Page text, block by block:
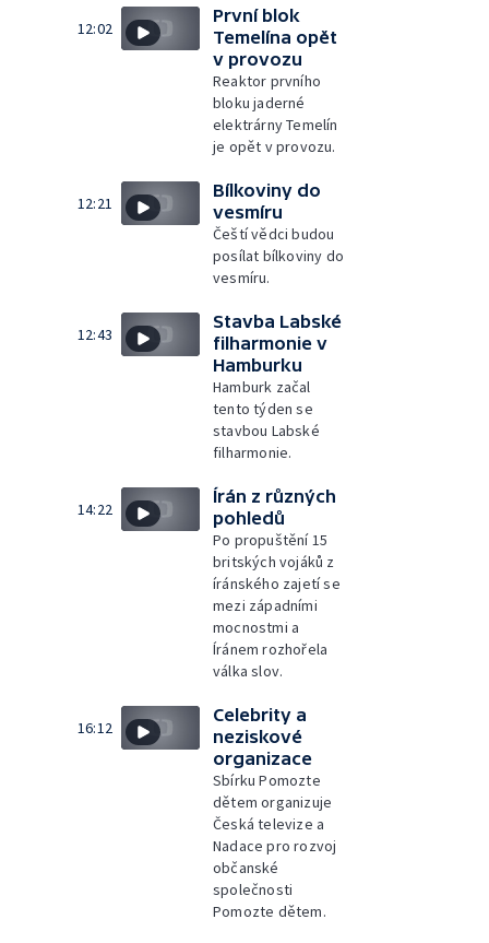
12:02
První blok
Temelína opět
v provozu
Reaktor prvního
bloku jaderné
elektrárny Temelín
je opět v provozu.
12:21
Bílkoviny do
vesmíru
Čeští vědci budou
posílat bílkoviny do
vesmíru.
12:43
Stavba Labské
filharmonie v
Hamburku
Hamburk začal
tento týden se
stavbou Labské
filharmonie.
14:22
Írán z různých
pohledů
Po propuštění 15
britských vojáků z
íránského zajetí se
mezi západními
mocnostmi a
Íránem rozhořela
válka slov.
16:12
Celebrity a
neziskové
organizace
Sbírku Pomozte
dětem organizuje
Česká televize a
Nadace pro rozvoj
občanské
společnosti
Pomozte dětem.